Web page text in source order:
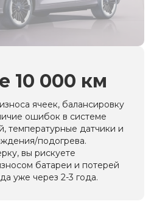
10 000 км
ячеек, балансировку
ошибок в системе
температурные датчики и
подогрева.
вы рискуете
батареи и потерей
уже через 2-3 года.